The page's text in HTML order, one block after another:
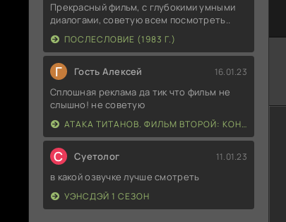
Прекрасный фильм, с глубокими умными
диалогами, советую всем посмотреть..
ПОСЛЕСЛОВИЕ (1983 Г.)
Г Гость Алексей 16.01.23
Сплошная реклама да тик что фильм не
слышно! не советую
АТАКА ТИТАНОВ. ФИЛЬМ ВТОРОЙ: КОНЕЦ СВЕТА
С Суетолог 11.01.23
в какой озвучке лучше смотреть
УЭНСДЭЙ 1 СЕЗОН